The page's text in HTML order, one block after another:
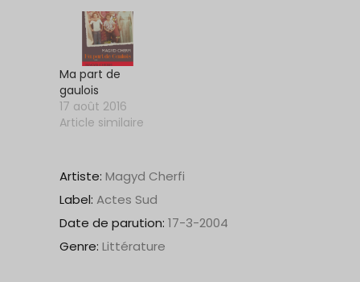
Ma part de
gaulois
17 août 2016
Article similaire
Artiste: Magyd Cherfi
Label: Actes Sud
Date de parution: 17-3-2004
Genre: Littérature